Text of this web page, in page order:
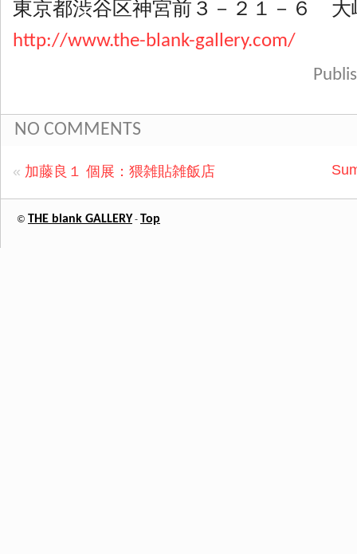
東京都渋谷区神宮前３－２１－６ 大
http://www.the-blank-gallery.com/
NO COMMENTS
« 加藤良１ 個展：猥雑貼雑飯店
© THE blank GALLERY - Top